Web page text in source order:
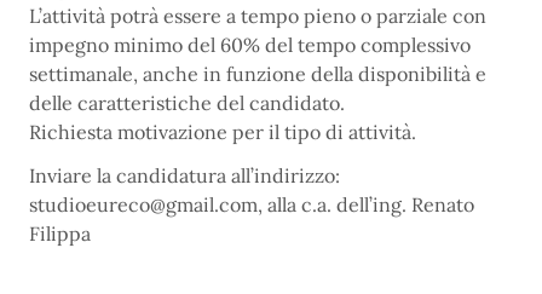
L’attività potrà essere a tempo pieno o parziale con
impegno minimo del 60% del tempo complessivo
settimanale, anche in funzione della disponibilità e
delle caratteristiche del candidato.
Richiesta motivazione per il tipo di attività.
Inviare la candidatura all’indirizzo:
studioeureco@gmail.com, alla c.a. dell’ing. Renato
Filippa